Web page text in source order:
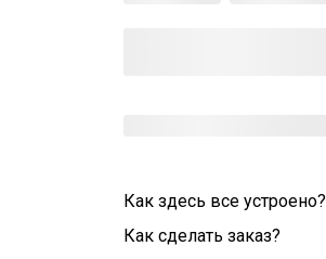
Как здесь все устроено?
Как сделать заказ?